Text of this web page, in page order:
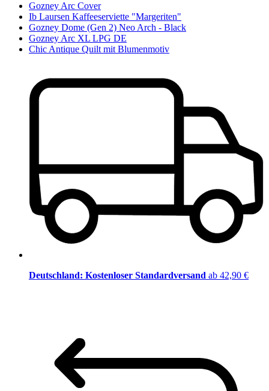
Gozney Arc Cover
Ib Laursen Kaffeeserviette "Margeriten"
Gozney Dome (Gen 2) Neo Arch - Black
Gozney Arc XL LPG DE
Chic Antique Quilt mit Blumenmotiv
Deutschland: Kostenloser Standardversand ab 42,90 €